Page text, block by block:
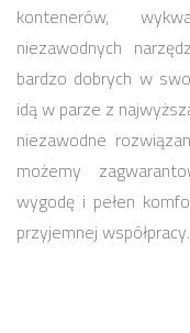
kontenerów,
niezawodnych
bardzo dobrych w
idą w parze z
niezawodne
możemy
wygodę i pełen
przyjemnej współpracy.